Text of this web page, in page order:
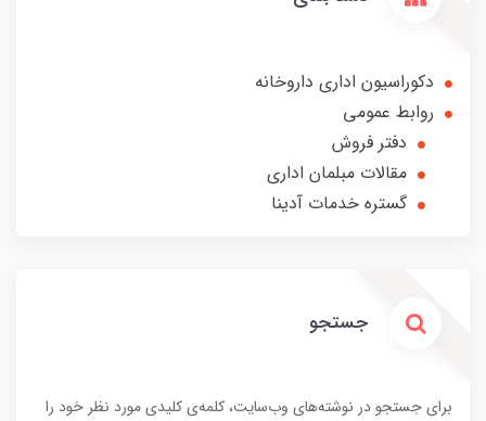
دکوراسیون اداری داروخانه
روابط عمومی
دفتر فروش
مقالات مبلمان اداری
گستره خدمات آدینا
جستجو
برای جستجو در نوشته‌های وب‌سایت، کلمه‌ی کلیدی مورد نظر خود را